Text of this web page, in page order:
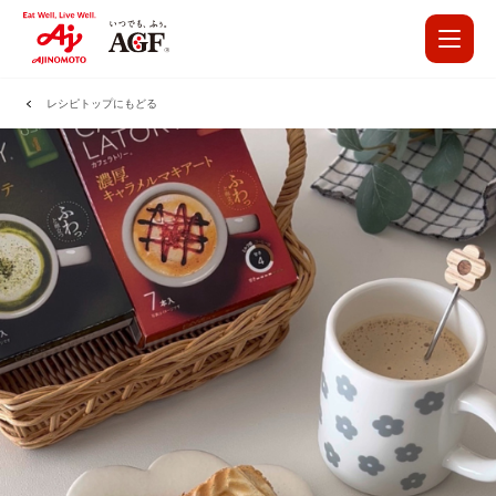
レシピトップにもどる